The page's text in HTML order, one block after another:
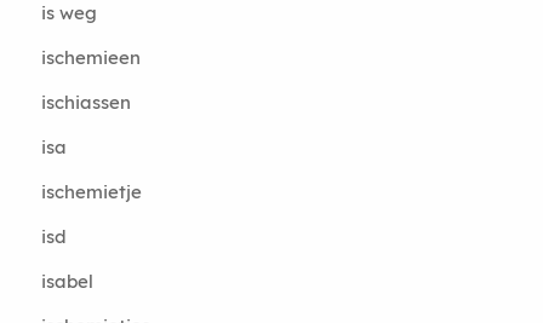
is weg
ischemieen
ischiassen
isa
ischemietje
isd
isabel